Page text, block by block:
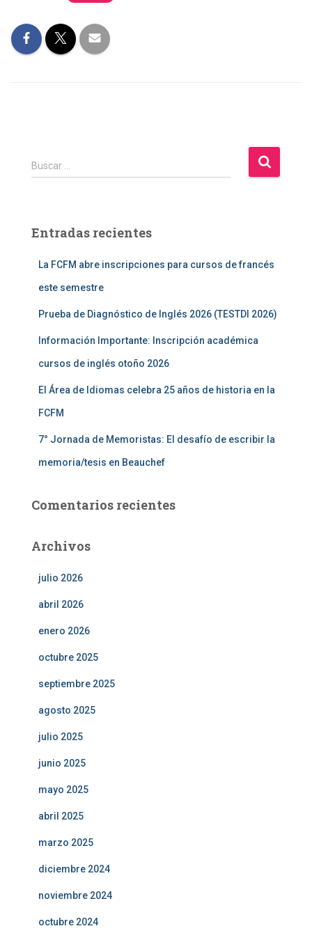
B
u
r
Buscar …
Entradas recientes
La FCFM abre inscripciones para cursos de francés
este semestre
Prueba de Diagnóstico de Inglés 2026 (TESTDI 2026)
Información Importante: Inscripción académica
cursos de inglés otoño 2026
El Área de Idiomas celebra 25 años de historia en la
FCFM
7° Jornada de Memoristas: El desafío de escribir la
memoria/tesis en Beauchef
Comentarios recientes
Archivos
julio 2026
abril 2026
enero 2026
octubre 2025
septiembre 2025
agosto 2025
julio 2025
junio 2025
mayo 2025
abril 2025
marzo 2025
diciembre 2024
noviembre 2024
octubre 2024